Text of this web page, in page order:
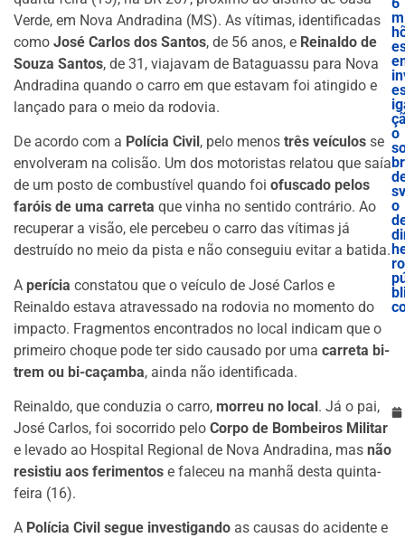
Verde, em Nova Andradina (MS). As vítimas, identificadas
como José Carlos dos Santos, de 56 anos, e Reinaldo de
Souza Santos, de 31, viajavam de Bataguassu para Nova
Andradina quando o carro em que estavam foi atingido e
lançado para o meio da rodovia.
De acordo com a Polícia Civil , pelo menos três veículos se
envolveram na colisão. Um dos motoristas relatou que saía
de um posto de combustível quando foi ofuscado pelos
faróis de uma carreta que vinha no sentido contrário. Ao
recuperar a visão, ele percebeu o carro das vítimas já
destruído no meio da pista e não conseguiu evitar a batida.
A perícia constatou que o veículo de José Carlos e
Reinaldo estava atravessado na rodovia no momento do
impacto. Fragmentos encontrados no local indicam que o
primeiro choque pode ter sido causado por uma carreta bi-
trem ou bi-caçamba, ainda não identificada.
Reinaldo, que conduzia o carro, morreu no local. Já o pai,
José Carlos, foi socorrido pelo Corpo de Bombeiros Militar
e levado ao Hospital Regional de Nova Andradina, mas não
resistiu aos ferimentos e faleceu na manhã desta quinta-
feira (16).
A Polícia Civil segue investigando as causas do acidente e
o
o
ro